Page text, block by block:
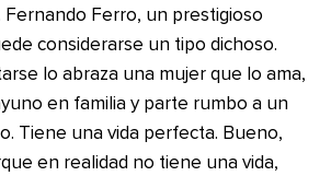
Fernando Ferro, un prestigioso
considerarse un tipo dichoso.
lo abraza una mujer que lo ama,
en familia y parte rumbo a un
Tiene una vida perfecta. Bueno,
en realidad no tiene una vida,